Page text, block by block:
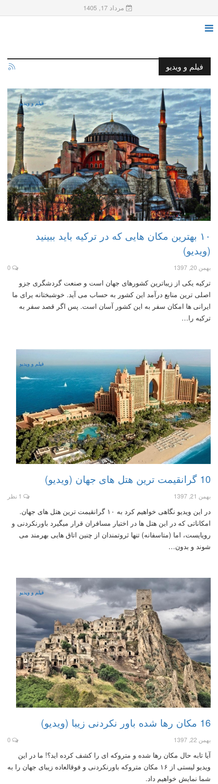
مرداد 17, 1405
فیلم و ویدیو
فیلم و ویدیو
۱۰ بهترین مکان هایی که در ترکیه باید ببینید
(ویدیو)
بهمن 20, 1397 0
ترکیه یکی از زیباترین کشورهای جهان است و صنعت گردشگری جزو
اصلی ترین منابع درآمد این کشور به حساب می آید. خوشبختانه یرای ما
ایرانی ها امکان سفر به این کشور آسان است. پس اگر قصد سفر به
ترکیه را…
فیلم و ویدیو
10 گرانقیمت ترین هتل های جهان (ویدیو)
بهمن 21, 1397 1 نظر
در این ویدیو نگاهی خواهیم کرد به ۱۰ گرانقیمت ترین هتل های جهان.
امکاناتی که در این هتل ها در اختیار مسافران قرار میگیرد باورنکردنی و
رویایست، اما (متاسفانه) تنها ثروتمندان از چنین اتاق هایی بهرمند می
شوند و بدون…
فیلم و ویدیو
16 مکان رها شده باور نکردنی زیبا (ویدیو)
بهمن 22, 1397 0
آیا تابه حال مکان رها شده و متروکه ای را کشف کرده اید؟! ما در این
ویدیو لیستی از ۱۶ مکان متروکه باورنکردنی و فوقالعاده زیبای جهان را به
شما نمایش خواهیم داد.